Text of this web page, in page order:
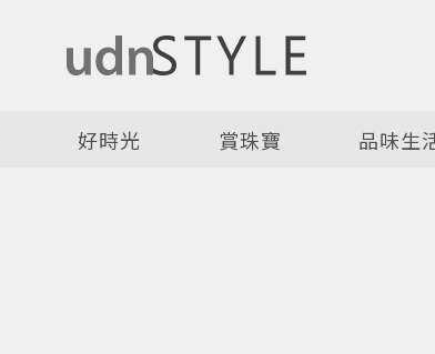
好時光 賞珠寶 品味生